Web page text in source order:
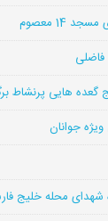
14 معصوم
فاضلی
هایی پرنشاط
جوانان
شهدای محله خلیج